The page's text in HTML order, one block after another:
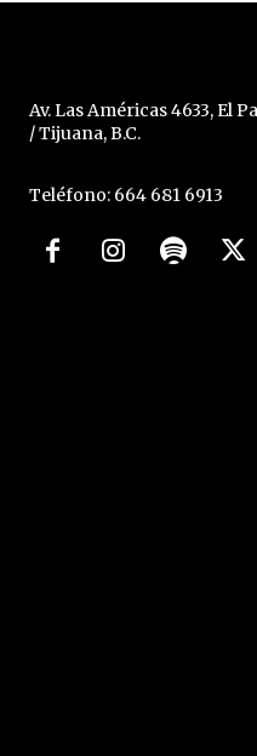
Av. Las Américas 4633, El
/ Tijuana, B.C.
Teléfono: 664 681 6913